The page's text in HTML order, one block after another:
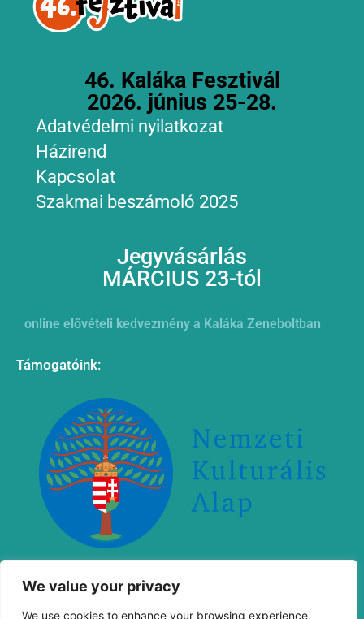
We value your privacy
We use cookies to enhance your browsing experience,
46. Kaláka Fesztivál
2026. június 25-28.
Adatvédelmi nyilatkozat
Házirend
Kapcsolat
Szakmai beszámoló 2025
Jegyvásárlás
MÁRCIUS 23-tól
online elővételi kedvezmény a Kaláka Zeneboltban
Támogatóink:
„Megvalósult a Nemzeti Kulturális Alap támogatásával